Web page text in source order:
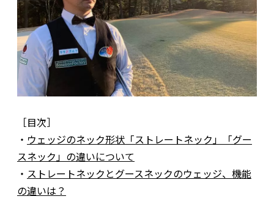
［目次］
・ ウェッジのネック形状「ストレートネック」「グー
スネック」の違いについて
・ ストレートネックとグースネックのウェッジ、機能
の違いは？